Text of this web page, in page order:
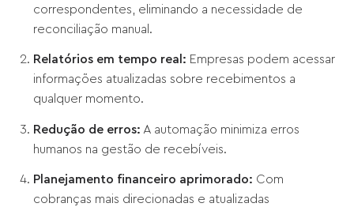
correspondentes, eliminando a necessidade de
reconciliação manual.
Relatórios em tempo real: Empresas podem acessar
informações atualizadas sobre recebimentos a
qualquer momento.
Redução de erros: A automação minimiza erros
humanos na gestão de recebíveis.
Planejamento financeiro aprimorado: Com
cobranças mais direcionadas e atualizadas